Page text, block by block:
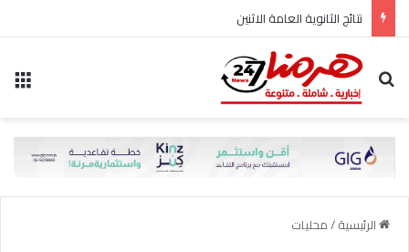
نتائج الثانوية العامة الاثنين
بحث عن
الرئيسية/محليات